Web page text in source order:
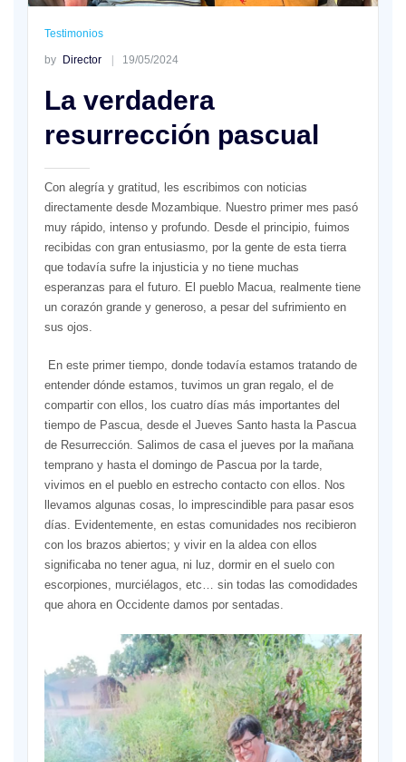
Testimonios
by Director 19/05/2024
La verdadera
resurrección pascual
Con alegría y gratitud, les escribimos con noticias
directamente desde Mozambique. Nuestro primer mes pasó
muy rápido, intenso y profundo. Desde el principio, fuimos
recibidas con gran entusiasmo, por la gente de esta tierra
que todavía sufre la injusticia y no tiene muchas
esperanzas para el futuro. El pueblo Macua, realmente tiene
un corazón grande y generoso, a pesar del sufrimiento en
sus ojos.
En este primer tiempo, donde todavía estamos tratando de
entender dónde estamos, tuvimos un gran regalo, el de
compartir con ellos, los cuatro días más importantes del
tiempo de Pascua, desde el Jueves Santo hasta la Pascua
de Resurrección. Salimos de casa el jueves por la mañana
temprano y hasta el domingo de Pascua por la tarde,
vivimos en el pueblo en estrecho contacto con ellos. Nos
llevamos algunas cosas, lo imprescindible para pasar esos
días. Evidentemente, en estas comunidades nos recibieron
con los brazos abiertos; y vivir en la aldea con ellos
significaba no tener agua, ni luz, dormir en el suelo con
escorpiones, murciélagos, etc… sin todas las comodidades
que ahora en Occidente damos por sentadas.